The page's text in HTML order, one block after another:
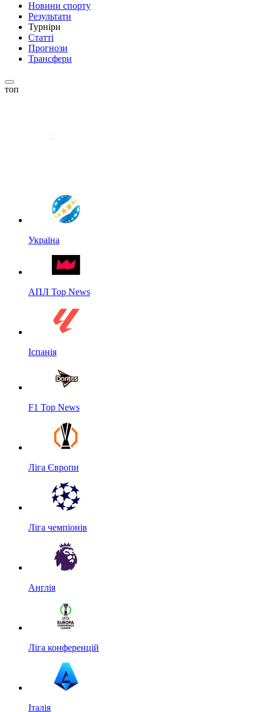
Новини спорту
Результати
Турніри
Статті
Прогнози
Трансфери
топ
Україна
АПЛ Top News
Іспанія
F1 Top News
Ліга Європи
Ліга чемпіонів
Англія
Ліга конференцій
Італія